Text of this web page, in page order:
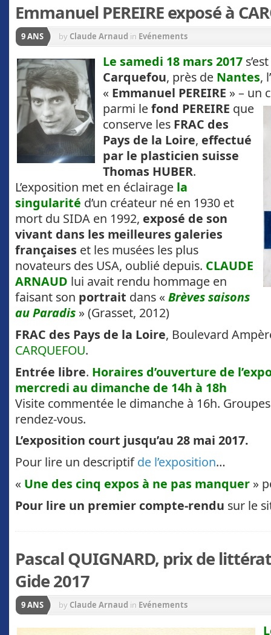
Emmanuel PEREIRE exposé à
9 ANS by Claude Arnaud in Evénements
Le samedi 18 mars 2017
Carquefou, près de Nantes,
« Emmanuel PEREIRE » – un
parmi lefond PEREIRE que
conserve les FRAC des
Pays de la Loire, effectué
par le plasticien suisse
Thomas HUBER.
L’exposition met en éclairage la
singularité d’un créateur né en 1930 et
mort du SIDA en 1992, exposé de son
vivant dans les meilleures galeries
françaises et les musées les plus
novateurs des USA, oublié depuis. CLAUDE
ARNAUD lui avait rendu hommage en
faisant son portrait dans « Brèves saisons
au Paradis » (Grasset, 2012)
FRAC des Pays de la Loire, Boulevard
CARQUEFOU.
Entrée libre. Horaires d’ouverture de
mercredi au dimanche de 14h à 18h
Visite commentée le dimanche à 16h.
rendez-vous.
L’exposition court jusqu’au 28 mai 2017.
Pour lire un descriptifde l’exposition…
« Une des cinq expos à ne pas manquer »
Pour lire un premier compte-rendu sur le
Pascal QUIGNARD, prix de
Gide 2017
9 ANS by Claude Arnaud in Evénements